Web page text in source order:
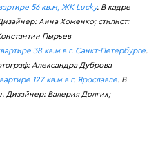
56 кв.м, ЖК Lucky. В кадре
Анна Хоменко; стилист:
Пырьев
38 кв.м в г. Санкт-Петербурге.
Александра Дуброва
127 кв.м в г. Ярославле. В
Дизайнер: Валерия Долгих;